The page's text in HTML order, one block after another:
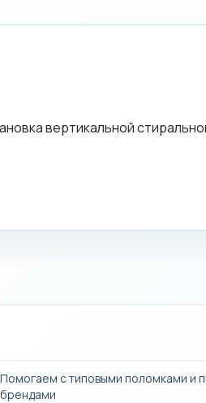
Помогаем с типовыми поломками и
брендами